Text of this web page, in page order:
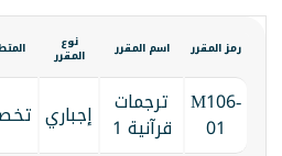
رمز المقرر اسم المقرر نوع
المقرر
M106-
01
ترجمات
قرآنية 1 إجباري